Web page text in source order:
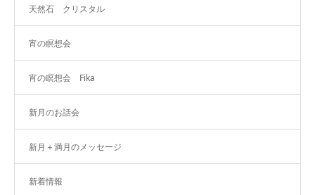
天然石 クリスタル
宵の瞑想会
宵の瞑想会 Fika
新月のお話会
新月＋満月のメッセージ
新着情報